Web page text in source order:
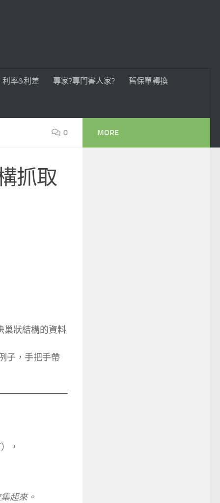
利率&利差 專家?專門害人家? 舊保單轉換
0
抓取
巢狀結構的資料
子，手把手帶
，
起來。
MORE